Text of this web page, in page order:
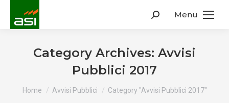
Menu
Search:
Category Archives: Avvisi
Pubblici 2017
You are here:
Home Avvisi Pubblici Category "Avvisi Pubblici 2017"